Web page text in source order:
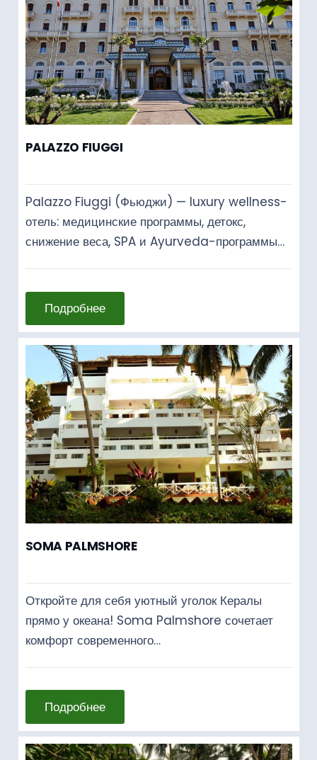
PALAZZO FIUGGI
Palazzo Fiuggi (Фьюджи) — luxury wellness-
отель: медицинские программы, детокс,
снижение веса, SPA и Ayurveda-программы…
Подробнее
SOMA PALMSHORE
Откройте для себя уютный уголок Кералы
прямо у океана! Soma Palmshore сочетает
комфорт современного…
Подробнее